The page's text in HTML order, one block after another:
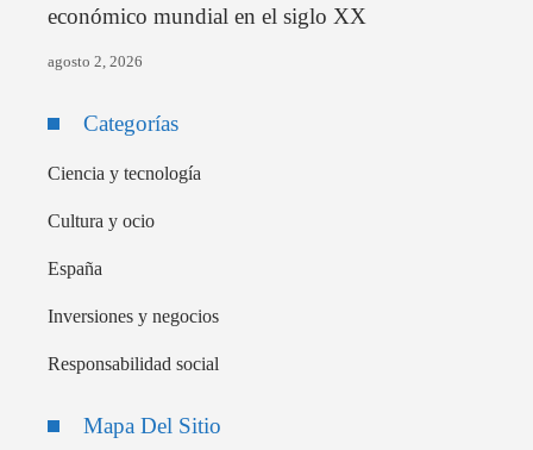
económico mundial en el siglo XX
agosto 2, 2026
Categorías
Ciencia y tecnología
Cultura y ocio
España
Inversiones y negocios
Responsabilidad social
Mapa Del Sitio